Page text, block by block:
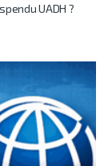
UADH ?